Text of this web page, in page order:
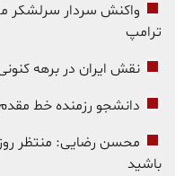
واکنش سردار سرلشکر
ترامپ
نقش ایران در برهه
دانشجو رزمنده خط
محسن رضایی: منتظر
باشید